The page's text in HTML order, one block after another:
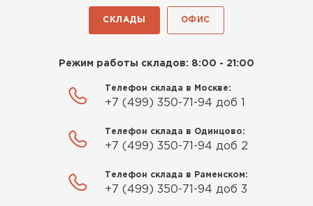
СКЛАДЫ ОФИС
Режим работы складов: 8:00 - 21:00
Телефон склада в Москве:
+7 (499) 350-71-94 доб 1
Телефон склада в Одинцово:
+7 (499) 350-71-94 доб 2
Телефон склада в Раменском:
+7 (499) 350-71-94 доб 3